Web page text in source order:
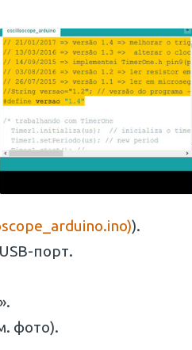
).
порт.
фото).